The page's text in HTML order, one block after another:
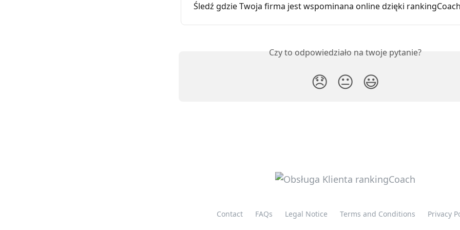
Śledź gdzie Twoja firma jest wspominana online dzięki rankingCoach
Czy to odpowiedziało na twoje pytanie?
😞 😐 😃
Contact FAQs Legal Notice Terms and Conditions Privacy